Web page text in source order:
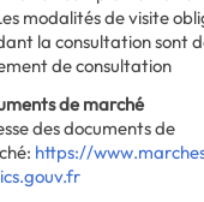
modalités de visite
la consultation sont
de consultation
de marché
des documents de
: https://